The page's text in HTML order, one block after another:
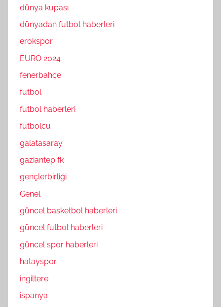
dünya kupası
dünyadan futbol haberleri
erokspor
EURO 2024
fenerbahçe
futbol
futbol haberleri
futbolcu
galatasaray
gaziantep fk
gençlerbirliği
Genel
güncel basketbol haberleri
güncel futbol haberleri
güncel spor haberleri
hatayspor
ingiltere
ispanya